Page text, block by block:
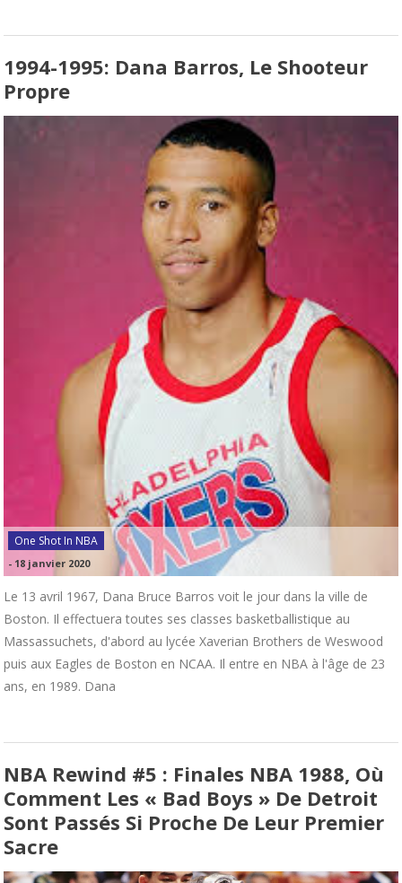
1994-1995: Dana Barros, Le Shooteur
Propre
One Shot In NBA
- 18 janvier 2020
Le 13 avril 1967, Dana Bruce Barros voit le jour dans la ville de
Boston. Il effectuera toutes ses classes basketballistique au
Massassuchets, d'abord au lycée Xaverian Brothers de Weswood
puis aux Eagles de Boston en NCAA. Il entre en NBA à l'âge de 23
ans, en 1989. Dana
NBA Rewind #5 : Finales NBA 1988, Où
Comment Les « Bad Boys » De Detroit
Sont Passés Si Proche De Leur Premier
Sacre